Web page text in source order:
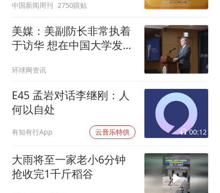
中国新闻周刊 2750跟贴
美媒：美副防长非常执着
于访华 想在中国大学发表
环球网资讯
E45 孟岩对话李继刚：人
何以自处
有知有行App 云音乐特供 00:12
大雨将至一家老小6分钟
抢收完1千斤稻谷